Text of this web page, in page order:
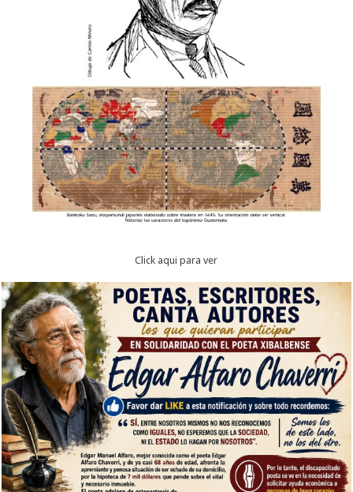
Click aqui para ver